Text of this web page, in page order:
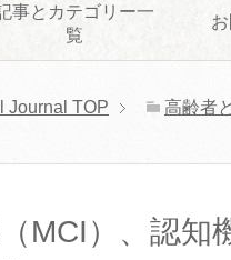
事とカテゴリー一
覧
Journal TOP 高齢者
MCI）、認知